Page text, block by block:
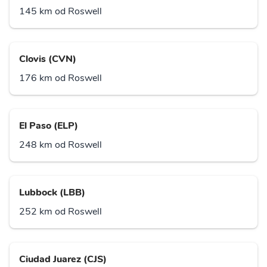
145 km od Roswell
Clovis (CVN)
176 km od Roswell
El Paso (ELP)
248 km od Roswell
Lubbock (LBB)
252 km od Roswell
Ciudad Juarez (CJS)